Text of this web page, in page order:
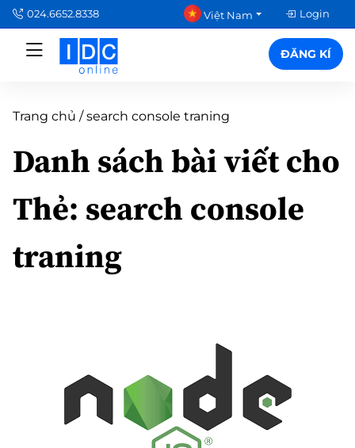
024.6652.8338 Việt Nam Login
ĐĂNG KÍ
Trang chủ /search console traning
Danh sách bài viết cho
Thẻ: search console
traning